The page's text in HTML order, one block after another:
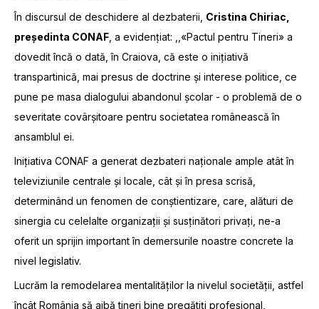
În discursul de deschidere al dezbaterii, Cristina Chiriac,
președinta CONAF, a evidențiat: ,,«Pactul pentru Tineri» a
dovedit încă o dată, în Craiova, că este o inițiativă
transpartinică, mai presus de doctrine și interese politice, ce
pune pe masa dialogului abandonul școlar - o problemă de o
severitate covârșitoare pentru societatea românească în
ansamblul ei.
Inițiativa CONAF a generat dezbateri naționale ample atât în
televiziunile centrale și locale, cât și în presa scrisă,
determinând un fenomen de conștientizare, care, alături de
sinergia cu celelalte organizații și susținători privați, ne-a
oferit un sprijin important în demersurile noastre concrete la
nivel legislativ.
Lucrăm la remodelarea mentalităților la nivelul societății, astfel
încât România să aibă tineri bine pregătiți profesional,